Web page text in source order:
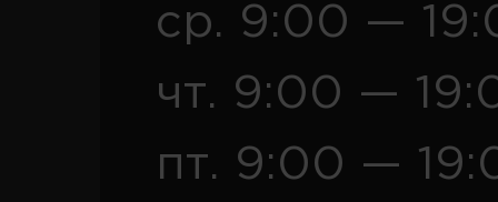
ср. 9:00 —
чт. 9:00 —
пт. 9:00 —